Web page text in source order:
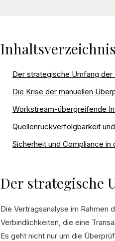
Inhaltsverzeichnis
Der strategische Umfang
Die Krise der manuellen
Workstream-übergreifende
Quellenrückverfolgbarkeit
Sicherheit und Compliance in
Der strategische
Die Vertragsanalyse im Rahmen
Verbindlichkeiten, die eine
Es geht nicht nur um die